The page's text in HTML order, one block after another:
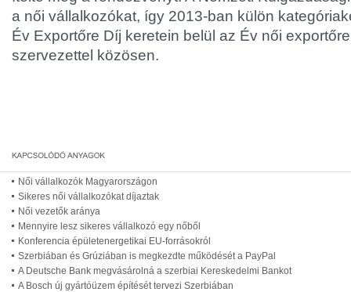
a női vállalkozókat, így 2013-ban külön
Év Exportőre Díj keretein belül az Év női
szervezettel közösen.
Női vállalkozók Magyarországon
Sikeres női vállalkozókat díjaztak
Női vezetők aránya
Mennyire lesz sikeres vállalkozó egy nőből
Konferencia épületenergetikai EU-forrásokról
Szerbiában és Grúziában is megkezdte működését a PayPal
A Deutsche Bank megvásárolná a szerbiai Kereskedelmi Bankot
A Bosch új gyártóüzem építését tervezi Szerbiában